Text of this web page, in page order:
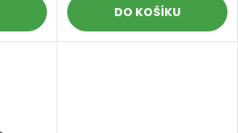
DO KOŠÍKU